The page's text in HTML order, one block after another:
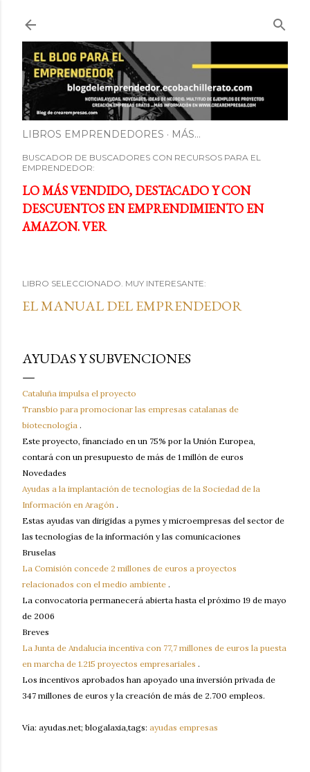
LIBROS EMPRENDEDORES MÁS…
BUSCADOR DE BUSCADORES CON RECURSOS PARA EL
EMPRENDEDOR:
LO MÁS VENDIDO, DESTACADO Y CON
DESCUENTOS EN EMPRENDIMIENTO EN
AMAZON. VER
LIBRO SELECCIONADO. MUY INTERESANTE:
EL MANUAL DEL EMPRENDEDOR
AYUDAS Y SUBVENCIONES
Cataluña impulsa el proyecto
Transbio para promocionar las empresas catalanas de
biotecnología .
Este proyecto, financiado en un 75% por la Unión Europea,
contará con un presupuesto de más de 1 millón de euros
Novedades
Ayudas a la implantación de tecnologías de la Sociedad de la
Información en Aragón .
Estas ayudas van dirigidas a pymes y microempresas del sector de
las tecnologías de la información y las comunicaciones
Bruselas
La Comisión concede 2 millones de euros a proyectos
relacionados con el medio ambiente .
La convocatoria permanecerá abierta hasta el próximo 19 de mayo
de 2006
Breves
La Junta de Andalucía incentiva con 77,7 millones de euros la puesta
en marcha de 1.215 proyectos empresariales .
Los incentivos aprobados han apoyado una inversión privada de
347 millones de euros y la creación de más de 2.700 empleos.
Vía: ayudas.net; blogalaxia,tags: ayudas empresas